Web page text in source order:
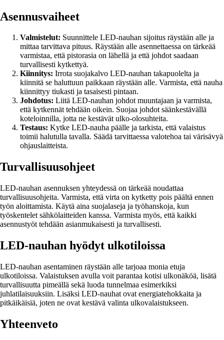
Asennusvaiheet
Valmistelut: Suunnittele LED-nauhan sijoitus räystään alle ja
mittaa tarvittava pituus. Räystään alle asennettaessa on tärkeää
varmistaa, että pistorasia on lähellä ja että johdot saadaan
turvallisesti kytkettyä.
Kiinnitys: Irrota suojakalvo LED-nauhan takapuolelta ja
kiinnitä se haluttuun paikkaan räystään alle. Varmista, että nauha
kiinnittyy tiukasti ja tasaisesti pintaan.
Johdotus: Liitä LED-nauhan johdot muuntajaan ja varmista,
että kytkennät tehdään oikein. Suojaa johdot säänkestävällä
koteloinnilla, jotta ne kestävät ulko-olosuhteita.
Testaus: Kytke LED-nauha päälle ja tarkista, että valaistus
toimii halutulla tavalla. Säädä tarvittaessa valotehoa tai värisävyä
ohjauslaitteista.
Turvallisuusohjeet
LED-nauhan asennuksen yhteydessä on tärkeää noudattaa
turvallisuusohjeita. Varmista, että virta on kytketty pois päältä ennen
työn aloittamista. Käytä aina suojalaseja ja työhanskoja, kun
työskentelet sähkölaitteiden kanssa. Varmista myös, että kaikki
asennustyöt tehdään asianmukaisesti ja turvallisesti.
LED-nauhan hyödyt ulkotiloissa
LED-nauhan asentaminen räystään alle tarjoaa monia etuja
ulkotiloissa. Valaistuksen avulla voit parantaa kotisi ulkonäköä, lisätä
turvallisuutta pimeällä sekä luoda tunnelmaa esimerkiksi
juhlatilaisuuksiin. Lisäksi LED-nauhat ovat energiatehokkaita ja
pitkäikäisiä, joten ne ovat kestävä valinta ulkovalaistukseen.
Yhteenveto